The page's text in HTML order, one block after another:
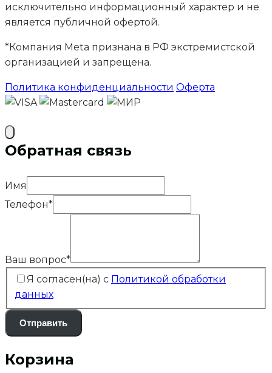
исключительно информационный характер и не
является публичной офертой.
*Компания Meta признана в РФ экстремистской
организацией и запрещена.
Политика конфиденциальности Оферта
Обратная связь
Имя
Телефон*
Ваш вопрос*
Я согласен(на) с Политикой обработки
данных
Отправить
Корзина